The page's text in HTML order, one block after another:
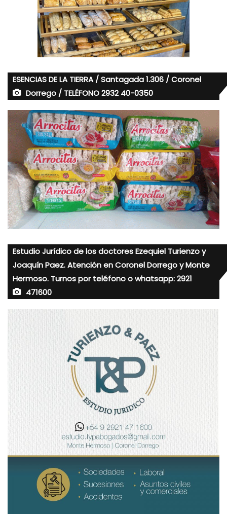
ESENCIAS DE LA TIERRA / Santagada 1.306 / Coronel
Dorrego / TELÉFONO 2932 40-0350
Estudio Jurídico de los doctores Ezequiel Turienzo y
Joaquín Paez. Atención en Coronel Dorrego y Monte
Hermoso. Turnos por teléfono o whatsapp: 2921
471600